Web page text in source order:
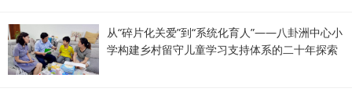
从“碎片化关爱”到“系统化育人”——八卦洲中心小
学构建乡村留守儿童学习支持体系的二十年探索